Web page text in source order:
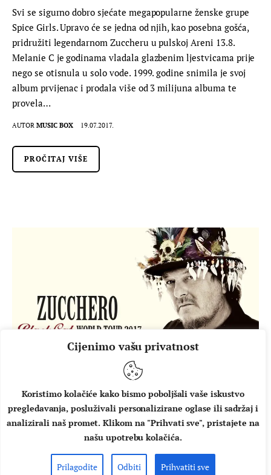
Cijenimo vašu privatnost
Koristimo kolačiće kako bismo poboljšali vaše iskustvo
pregledavanja, posluživali personalizirane oglase ili sadržaj i
analizirali naš promet. Klikom na "Prihvati sve", pristajete na
našu upotrebu kolačića.
Prilagodite Odbiti Prihvatiti sve
Svi se sigurno dobro sjećate megapopularne ženske grupe
Spice Girls. Upravo će se jedna od njih, kao posebna gošća,
pridružiti legendarnom Zuccheru u pulskoj Areni 13.8.
Melanie C je godinama vladala glazbenim ljestvicama prije
nego se otisnula u solo vode. 1999. godine snimila je svoj
album prvijenac i prodala više od 3 milijuna albuma te
provela…
AUTOR MUSIC BOX 19.07.2017.
PROČITAJ VIŠE
Talijanski kralj bluesa Zucchero
ovog ljeta u pulskoj Areni
Adelmo Fornaciari, svima poznat pod umjetničkim imenom
Zucchero ponovno dolazi u Hrvatsku. Nadimak mu je
nadjenula učiteljica u osnovnoj školi, a kao umjetničko ime
ga koristi više od trideset godina. U svojoj dugogodišnjoj